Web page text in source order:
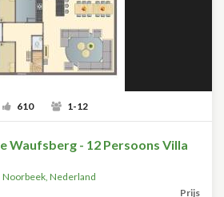
610 1-12
Waufsberg - 12 Persoons Villa
Noorbeek, Nederland
Prijs